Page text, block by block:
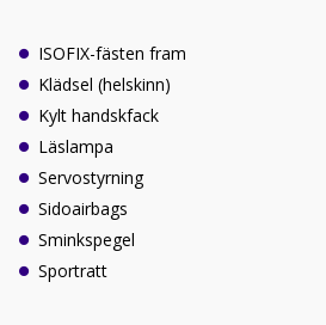
ISOFIX-fästen fram
Klädsel (helskinn)
Kylt handskfack
Läslampa
Servostyrning
Sidoairbags
Sminkspegel
Sportratt